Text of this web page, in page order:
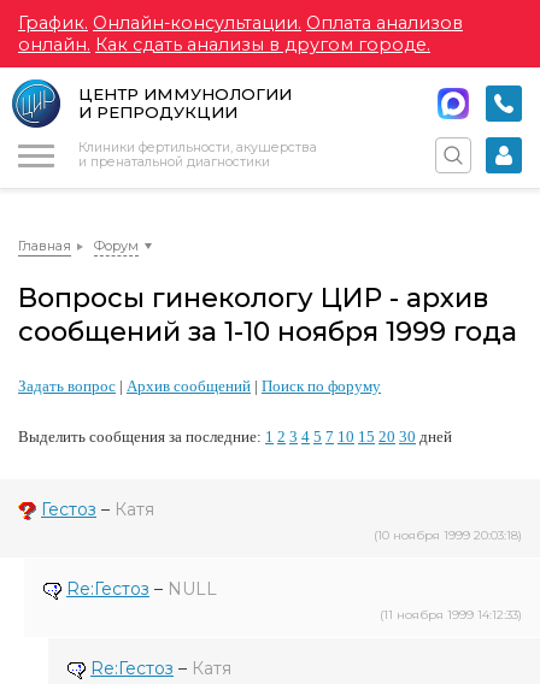
График. Онлайн-консультации. Оплата анализов
онлайн. Как сдать анализы в другом городе.
ЦЕНТР ИММУНОЛОГИИ
И РЕПРОДУКЦИИ
Клиники фертильности, акушерства
и пренатальной диагностики
Главная Форум
Вопросы гинекологу ЦИР - архив
сообщений за 1-10 ноября 1999 года
Задать вопрос | Архив сообщений | Поиск по форуму
Выделить сообщения за последние: 1 2 3 4 5 7 10 15 20 30 дней
Гестоз – Катя
(10 ноября 1999 20:03:18)
Re:Гестоз – NULL
(11 ноября 1999 14:12:33)
Re:Гестоз – Катя